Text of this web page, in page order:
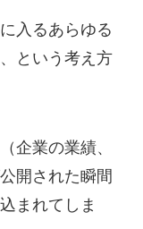
入るあらゆる
という考え方
企業の業績、
開された瞬間
まれてしま